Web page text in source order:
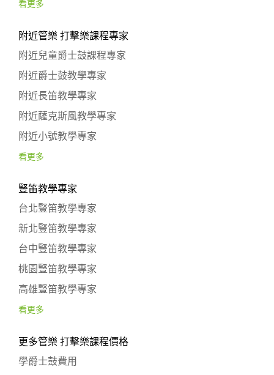
看更多
附近管樂 打擊樂課程專家
附近兒童爵士鼓課程專家
附近爵士鼓教學專家
附近長笛教學專家
附近薩克斯風教學專家
附近小號教學專家
看更多
豎笛教學專家
台北豎笛教學專家
新北豎笛教學專家
台中豎笛教學專家
桃園豎笛教學專家
高雄豎笛教學專家
看更多
更多管樂 打擊樂課程價格
學爵士鼓費用